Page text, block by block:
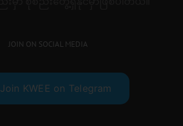
JOIN ON SOCIAL MEDIA
Join KWEE on Telegram